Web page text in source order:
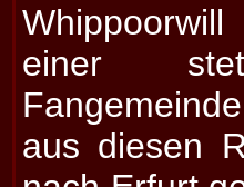
einer
aus diesen